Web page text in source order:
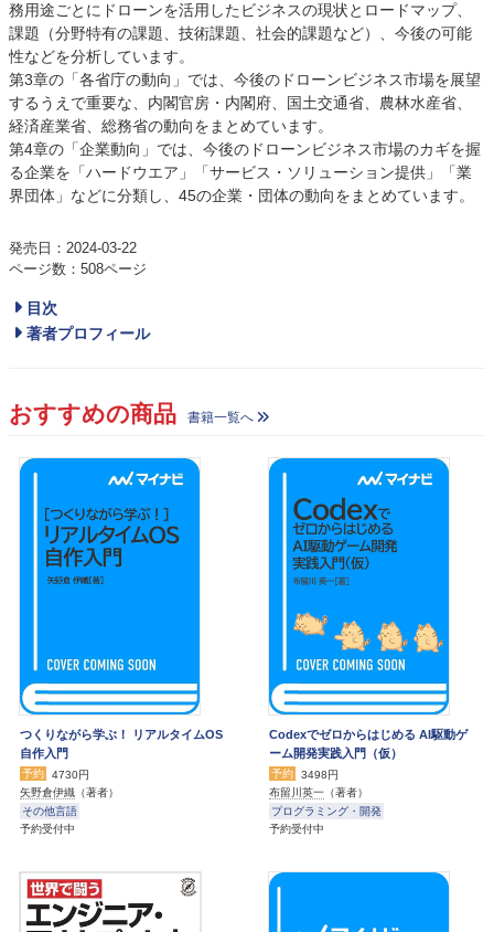
務用途ごとにドローンを活用したビジネスの現状とロードマップ、
課題（分野特有の課題、技術課題、社会的課題など）、今後の可能
性などを分析しています。
第3章の「各省庁の動向」では、今後のドローンビジネス市場を展望
するうえで重要な、内閣官房・内閣府、国土交通省、農林水産省、
経済産業省、総務省の動向をまとめています。
第4章の「企業動向」では、今後のドローンビジネス市場のカギを握
る企業を「ハードウエア」「サービス・ソリューション提供」「業
界団体」などに分類し、45の企業・団体の動向をまとめています。
発売日：2024-03-22
ページ数：508ページ
目次
著者プロフィール
おすすめの商品 書籍一覧へ
つくりながら学ぶ！ リアルタイムOS
自作入門
予約
4730円
矢野倉伊織 （著者）
その他言語
予約受付中
Codexでゼロからはじめる AI駆動ゲ
ーム開発実践入門（仮）
予約
3498円
布留川英一 （著者）
プログラミング・開発
予約受付中